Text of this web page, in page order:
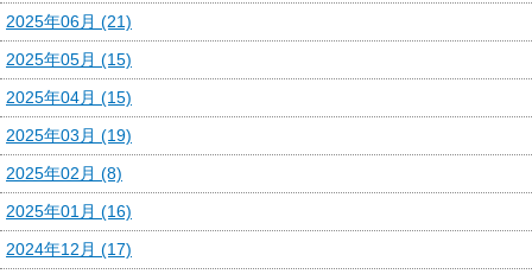
2025年06月 (21)
2025年05月 (15)
2025年04月 (15)
2025年03月 (19)
2025年02月 (8)
2025年01月 (16)
2024年12月 (17)